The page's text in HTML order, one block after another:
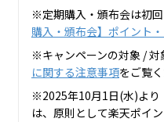
※定期購入・頒布会は初回
購入・頒布会】ポイント
※キャンペーンの対象 / 対
に関する注意事項をご覧く
※2025年10月1日(水)より
は、原則として楽天ポイ